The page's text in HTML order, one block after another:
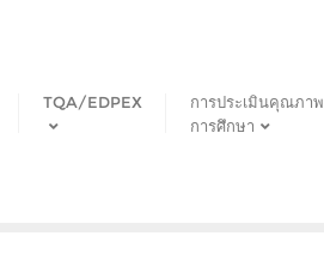
TQA/EDPEX
การประเมินคุณภาพ
การศึกษา